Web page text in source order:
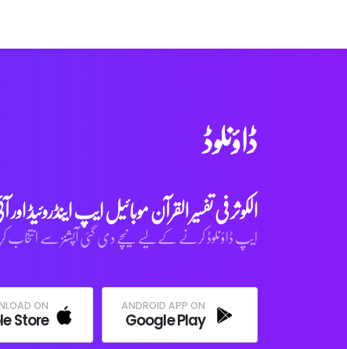
ڈاؤنلوڈ
الکوثر فی تفسیر القرآن موبائیل ایپ
ایپ ڈاؤنلوڈ کرنے کے لیے نیچے دی گئی آپشنز سے انتخاب
ANDROID APP ON
Google Play
ON
Store